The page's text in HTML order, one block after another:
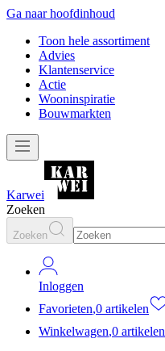
Ga naar hoofdinhoud
Toon hele assortiment
Advies
Klantenservice
Actie
Wooninspiratie
Bouwmarkten
Karwei
Zoeken
Zoeken
Inloggen
Favorieten,0 artikelen
Winkelwagen,0 artikelen